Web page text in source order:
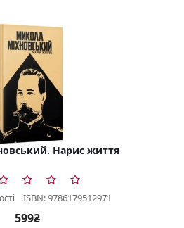
Нарис життя
ISBN: 9786179512971
599₴